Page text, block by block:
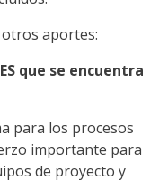
aportes:
que se encuentra
para los procesos
importante para
de proyecto y